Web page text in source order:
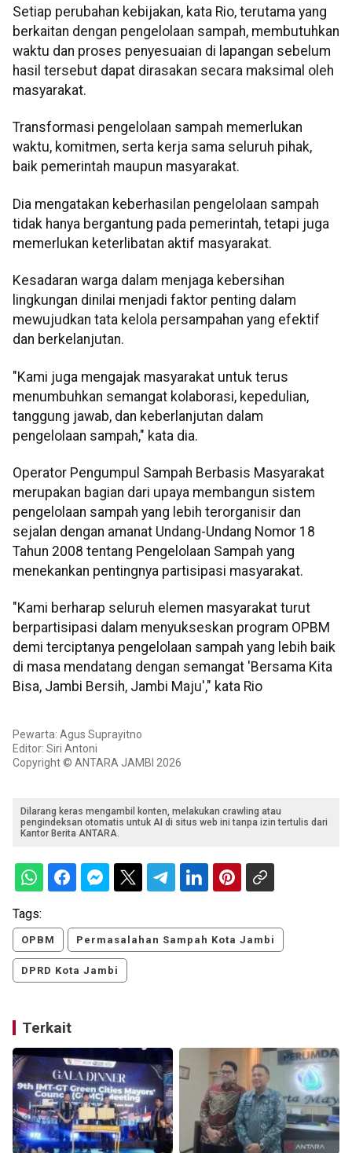
Setiap perubahan kebijakan, kata Rio, terutama yang
berkaitan dengan pengelolaan sampah, membutuhkan
waktu dan proses penyesuaian di lapangan sebelum
hasil tersebut dapat dirasakan secara maksimal oleh
masyarakat.
Transformasi pengelolaan sampah memerlukan
waktu, komitmen, serta kerja sama seluruh pihak,
baik pemerintah maupun masyarakat.
Dia mengatakan keberhasilan pengelolaan sampah
tidak hanya bergantung pada pemerintah, tetapi juga
memerlukan keterlibatan aktif masyarakat.
Kesadaran warga dalam menjaga kebersihan
lingkungan dinilai menjadi faktor penting dalam
mewujudkan tata kelola persampahan yang efektif
dan berkelanjutan.
"Kami juga mengajak masyarakat untuk terus
menumbuhkan semangat kolaborasi, kepedulian,
tanggung jawab, dan keberlanjutan dalam
pengelolaan sampah," kata dia.
Operator Pengumpul Sampah Berbasis Masyarakat
merupakan bagian dari upaya membangun sistem
pengelolaan sampah yang lebih terorganisir dan
sejalan dengan amanat Undang-Undang Nomor 18
Tahun 2008 tentang Pengelolaan Sampah yang
menekankan pentingnya partisipasi masyarakat.
"Kami berharap seluruh elemen masyarakat turut
berpartisipasi dalam menyukseskan program OPBM
demi terciptanya pengelolaan sampah yang lebih baik
di masa mendatang dengan semangat 'Bersama Kita
Bisa, Jambi Bersih, Jambi Maju'," kata Rio
Pewarta: Agus Suprayitno
Editor: Siri Antoni
Copyright © ANTARA JAMBI 2026
Dilarang keras mengambil konten, melakukan crawling atau
pengindeksan otomatis untuk AI di situs web ini tanpa izin tertulis dari
Kantor Berita ANTARA.
Tags:
OPBM Permasalahan Sampah Kota Jambi
DPRD Kota Jambi
Terkait